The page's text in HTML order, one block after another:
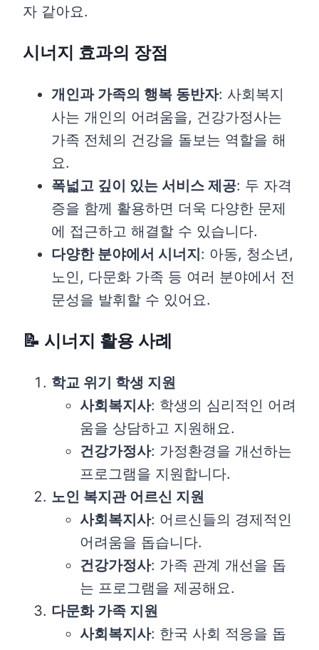
자 같아요.
시너지 효과의 장점
개인과 가족의 행복 동반자: 사회복지
사는 개인의 어려움을, 건강가정사는
가족 전체의 건강을 돌보는 역할을 해
요.
폭넓고 깊이 있는 서비스 제공: 두 자격
증을 함께 활용하면 더욱 다양한 문제
에 접근하고 해결할 수 있습니다.
다양한 분야에서 시너지: 아동, 청소년,
노인, 다문화 가족 등 여러 분야에서 전
문성을 발휘할 수 있어요.
📝 시너지 활용 사례
학교 위기 학생 지원
사회복지사: 학생의 심리적인 어려
움을 상담하고 지원해요.
건강가정사: 가정환경을 개선하는
프로그램을 지원합니다.
노인 복지관 어르신 지원
사회복지사: 어르신들의 경제적인
어려움을 돕습니다.
건강가정사: 가족 관계 개선을 돕
는 프로그램을 제공해요.
다문화 가족 지원
사회복지사: 한국 사회 적응을 돕